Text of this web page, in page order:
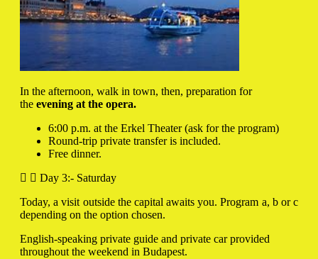
In the afternoon, walk in town, then, preparation for
the evening at the opera.
6:00 p.m. at the Erkel Theater (ask for the program)
Round-trip private transfer is included.
Free dinner.
Day 3:- Saturday
Today, a visit outside the capital awaits you.Program a, b or c
depending on the option chosen.
English-speaking private guide and private car provided
throughout the weekend in Budapest.